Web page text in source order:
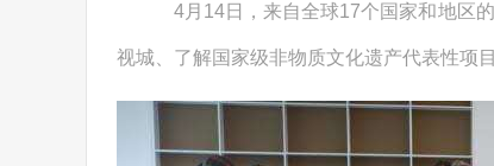
4月14日，来自全球17个国家和地区
视城、了解国家级非物质文化遗产代表性项